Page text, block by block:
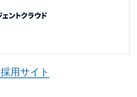
採用サイト